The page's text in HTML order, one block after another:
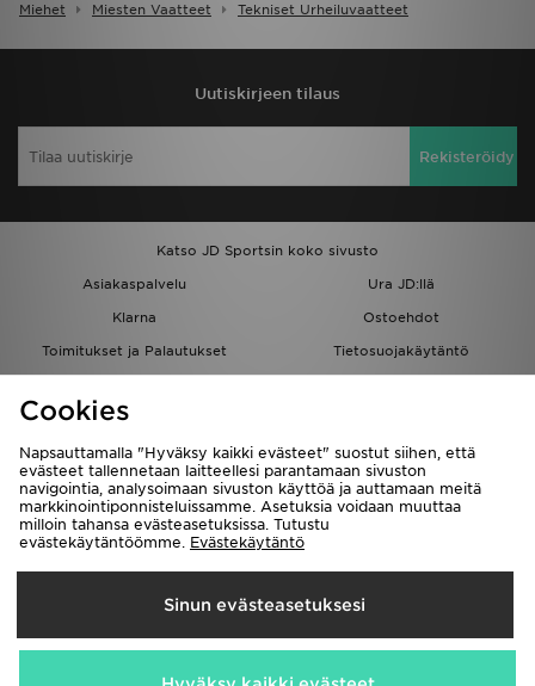
Miehet Miesten Vaatteet Tekniset Urheiluvaatteet
Uutiskirjeen tilaus
Rekisteröidy
Katso JD Sportsin koko sivusto
Asiakaspalvelu
Ura JD:llä
Klarna
Ostoehdot
Toimitukset ja Palautukset
Tietosuojakäytäntö
Löydä myymälä
Kumppanuusohjelma
JD Blog
Toimitetaan
Suomi
Me hyväksymme seuraavat maksutavat
Cookies
Napsauttamalla "Hyväksy kaikki evästeet" suostut siihen, että
evästeet tallennetaan laitteellesi parantamaan sivuston
navigointia, analysoimaan sivuston käyttöä ja auttamaan meitä
markkinointiponnisteluissamme. Asetuksia voidaan muuttaa
milloin tahansa evästeasetuksissa. Tutustu
evästekäytäntöömme. Evästekäytäntö
Sinun evästeasetuksesi